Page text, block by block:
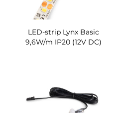
LED-strip Lynx Basic
9,6W/m IP20 (12V DC)